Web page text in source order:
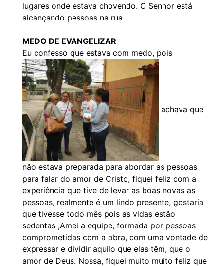
lugares onde estava chovendo. O Senhor está
alcançando pessoas na rua.
MEDO DE EVANGELIZAR
Eu confesso que estava com medo, pois
achava que
não estava preparada para abordar as pessoas
para falar do amor de Cristo, fiquei feliz com a
experiência que tive de levar as boas novas as
pessoas, realmente é um lindo presente, gostaria
que tivesse todo mês pois as vidas estão
sedentas ,Amei a equipe, formada por pessoas
comprometidas com a obra, com uma vontade de
expressar e dividir aquilo que elas têm, que o
amor de Deus. Nossa, fiquei muito muito feliz que